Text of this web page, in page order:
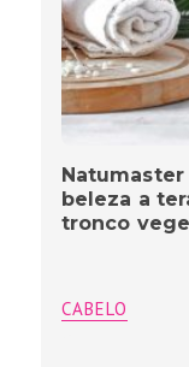
beleza a
tronco
CABELO